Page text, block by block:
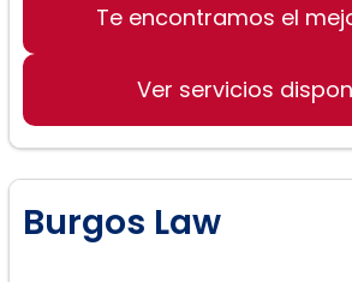
Te encontramos el
Ver servicios
Burgos Law